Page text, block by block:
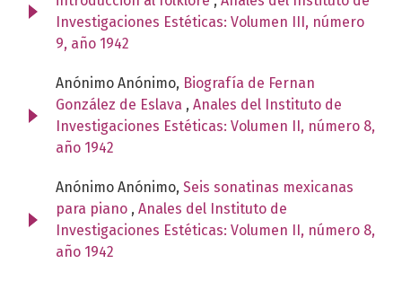
Investigaciones Estéticas: Volumen III, número
9, año 1942
Anónimo Anónimo, Biografía de Fernan
González de Eslava , Anales del Instituto de
Investigaciones Estéticas: Volumen II, número 8,
año 1942
Anónimo Anónimo, Seis sonatinas mexicanas
para piano , Anales del Instituto de
Investigaciones Estéticas: Volumen II, número 8,
año 1942